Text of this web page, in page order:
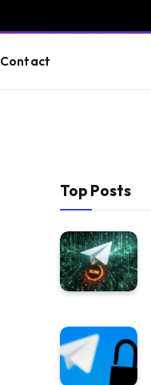
Contact
Top Posts